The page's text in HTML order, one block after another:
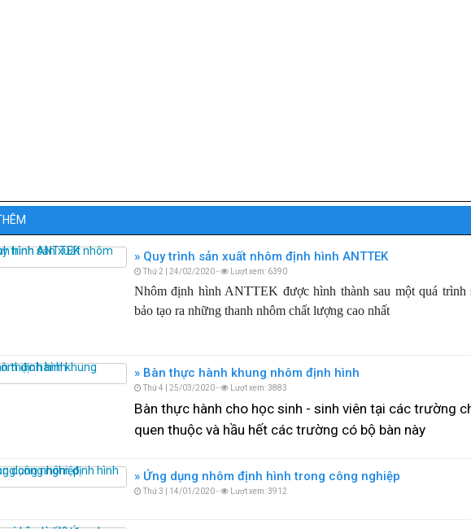
Quy trình sản xuất nhôm định hình ANTTEK
Thứ 2 | 24/02/2020 - Lượt xem: 6390
Nhôm định hình ANTTEK được hình thành sau một quá trình
bảo tạo ra những thanh nhôm chất lượng cao nhất
Bàn thực hành khung nhôm định hình
Thứ 4 | 25/03/2020 - Lượt xem: 3883
Bàn thực hành cho học sinh - sinh viên tại các trường
quen thuộc và hầu hết các trường có bộ bàn này
Ứng dụng nhôm định hình trong công nghiệp
Thứ 3 | 14/01/2020 - Lượt xem: 3912